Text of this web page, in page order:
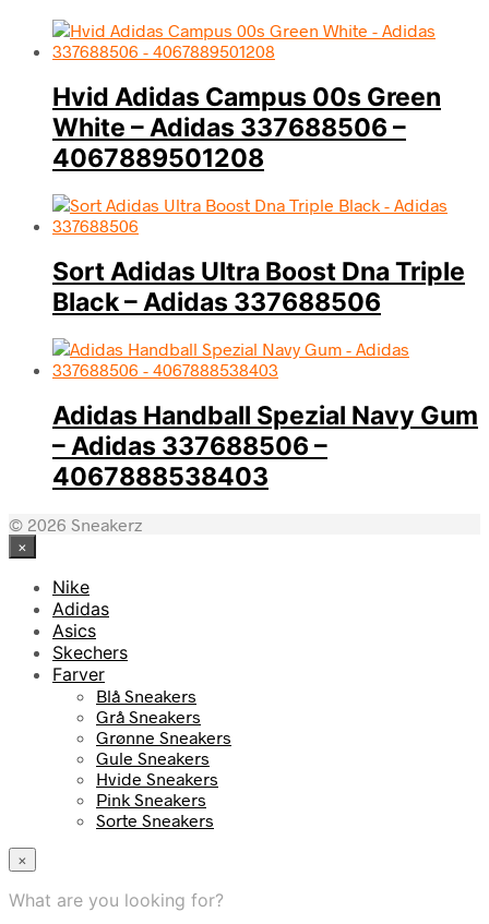
Hvid Adidas Campus 00s Green
White – Adidas 337688506 –
4067889501208
Sort Adidas Ultra Boost Dna Triple
Black – Adidas 337688506
Adidas Handball Spezial Navy Gum
– Adidas 337688506 –
4067888538403
© 2026 Sneakerz
×
Nike
Adidas
Asics
Skechers
Farver
Blå Sneakers
Grå Sneakers
Grønne Sneakers
Gule Sneakers
Hvide Sneakers
Pink Sneakers
Sorte Sneakers
×
What are you looking for?